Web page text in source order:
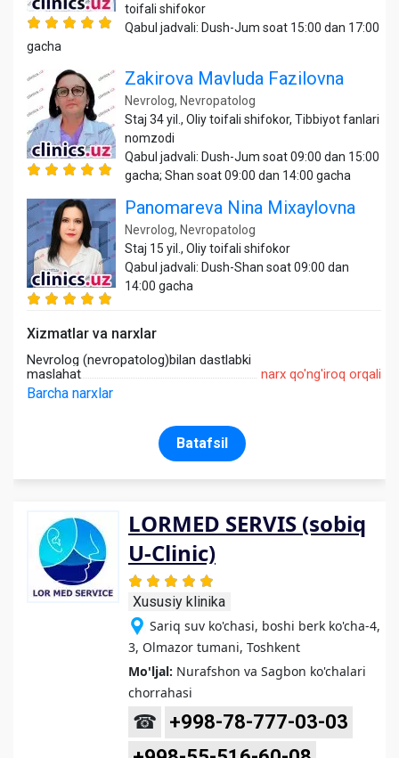
toifali shifokor
Qabul jadvali: Dush-Jum soat 15:00 dan 17:00
gacha
Zakirova Mavluda Fazilovna
Nevrolog, Nevropatolog
Staj 34 yil., Oliy toifali shifokor, Tibbiyot fanlari
nomzodi
Qabul jadvali: Dush-Jum soat 09:00 dan 15:00
gacha; Shan soat 09:00 dan 14:00 gacha
Panomareva Nina Mixaylovna
Nevrolog, Nevropatolog
Staj 15 yil., Oliy toifali shifokor
Qabul jadvali: Dush-Shan soat 09:00 dan
14:00 gacha
Xizmatlar va narxlar
Nevrolog (nevropatolog)bilan dastlabki
maslahat
narx qo'ng'iroq orqali
Barcha narxlar
Batafsil
LORMED SERVIS (sobiq
U-Clinic)
Xususiy klinika
Sariq suv ko'chasi, boshi berk ko'cha-4,
3, Olmazor tumani, Toshkent
Mo'ljal: Nurafshon va Sagbon ko'chalari
chorrahasi
☎
+998-78-777-03-03